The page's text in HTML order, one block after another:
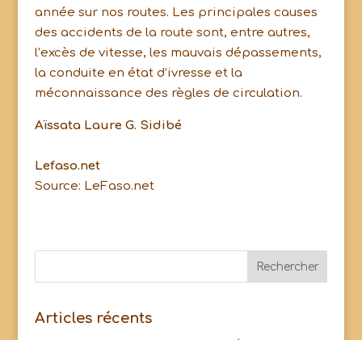
année sur nos routes. Les principales causes
des accidents de la route sont, entre autres,
l’excès de vitesse, les mauvais dépassements,
la conduite en état d’ivresse et la
méconnaissance des règles de circulation.
Aïssata Laure G. Sidibé
Lefaso.net
Source: LeFaso.net
Articles récents